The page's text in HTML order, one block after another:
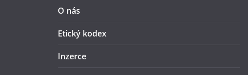
O nás
Etický kodex
Inzerce